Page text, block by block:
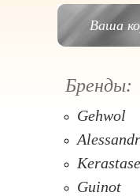
Ваша
Бренды:
Gehwol
Kerastase
Guinot